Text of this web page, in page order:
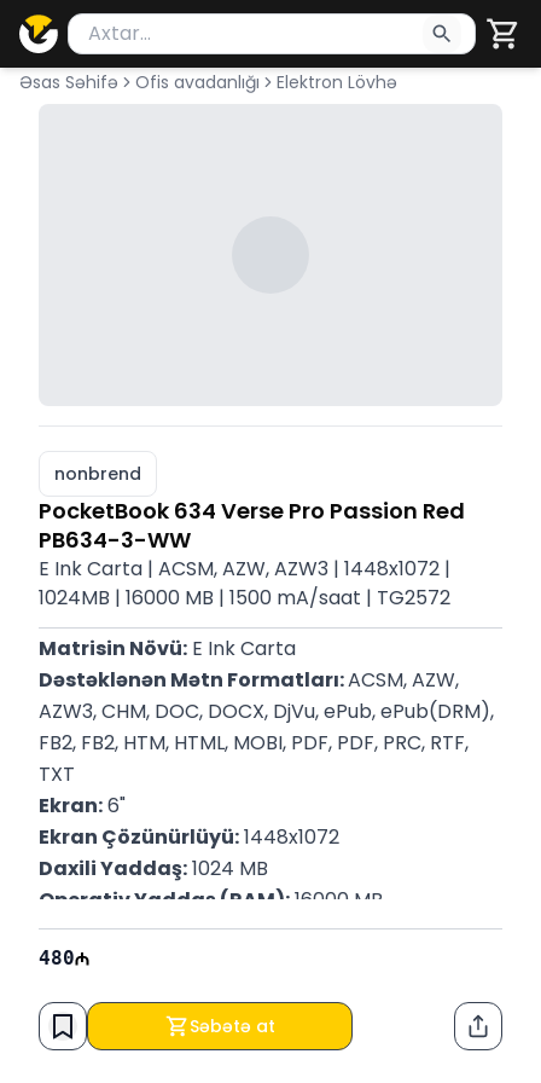
Məhsul axtar
Axtarış üçün ən azı 2 simvol yazın. Göndərmək
Əsas Səhifə Ofis avadanlığı Elektron Lövhə
nonbrend
PocketBook 634 Verse Pro Passion Red
PB634-3-WW
E Ink Carta | ACSM, AZW, AZW3 | 1448x1072 |
1024MB | 16000 MB | 1500 mA/saat | TG2572
Matrisin Növü: E Ink Carta
Dəstəklənən Mətn Formatları: ACSM, AZW,
AZW3, CHM, DOC, DOCX, DjVu, ePub, ePub(DRM),
FB2, FB2, HTM, HTML, MOBI, PDF, PDF, PRC, RTF,
TXT
Ekran: 6"
Ekran Çözünürlüyü: 1448x1072
Daxili Yaddaş: 1024 MB
Operativ Yaddaş (RAM): 16000 MB
Akkumulyator: 1500 mA/saat (≈9000 səhifə)
Bağlantı:
P/N:
PB634-3-WW
480
Səbətə at